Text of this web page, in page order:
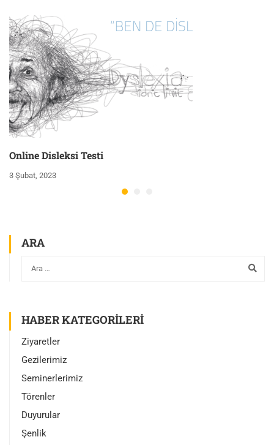
Online Disleksi Testi
3 Şubat, 2023
ARA
HABER KATEGORILERI
Ziyaretler
Gezilerimiz
Seminerlerimiz
Törenler
Duyurular
Şenlik